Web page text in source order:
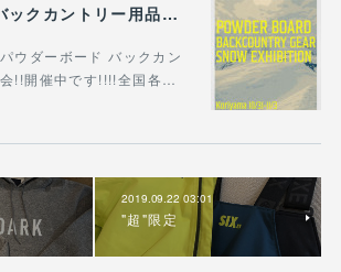
パウダーボード バックカントリー用品展示相談会!!
ウダーボード バックカン
!!開催中です!!!!全国各…
2019.09.22 03:01
"超"限定